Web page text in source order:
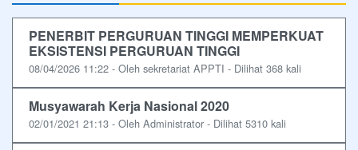
PENERBIT PERGURUAN TINGGI MEMPERKUAT
EKSISTENSI PERGURUAN TINGGI
08/04/2026 11:22 - Oleh sekretariat APPTI - Dilihat 368 kali
Musyawarah Kerja Nasional 2020
02/01/2021 21:13 - Oleh Administrator - Dilihat 5310 kali